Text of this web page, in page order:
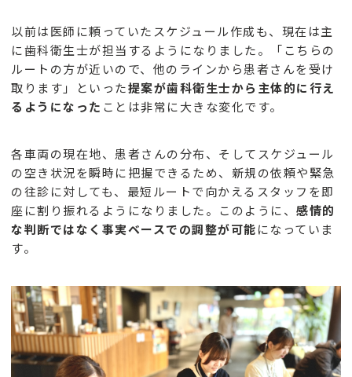
以前は医師に頼っていたスケジュール作成も、現在は主
に歯科衛生士が担当するようになりました。「こちらの
ルートの方が近いので、他のラインから患者さんを受け
取ります」といった提案が歯科衛生士から主体的に行え
るようになった ことは非常に大きな変化です。
各車両の現在地、患者さんの分布、そしてスケジュール
の空き状況を瞬時に把握できるため、新規の依頼や緊急
の往診に対しても、最短ルートで向かえるスタッフを即
座に割り振れるようになりました。このように、 感情的
な判断ではなく事実ベースでの調整が可能になっていま
す。